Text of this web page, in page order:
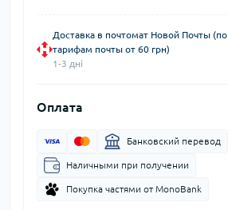
Доставка в почтомат Новой Почты (по
тарифам почты от 60 грн)
1-3 дні
Оплата
Банковский перевод
Наличными при получении
Покупка частями от MonoBank